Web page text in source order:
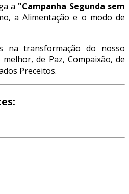
a "Campanha Segunda sem
a Alimentação e o modo de
na transformação do nosso
de Paz, Compaixão, de
Preceitos.